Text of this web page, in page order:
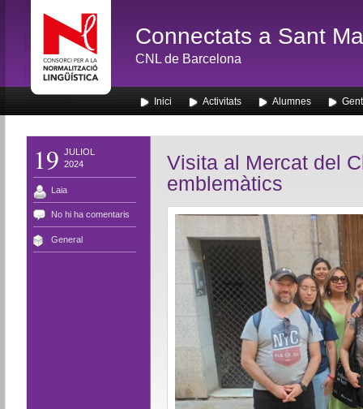
Connectats a Sant
CNL de Barcelona
Inici Activitats Alumnes
19 JULIOL
2024
Laia
No hi ha comentaris
General
Visita al Mercat del
emblemàtics